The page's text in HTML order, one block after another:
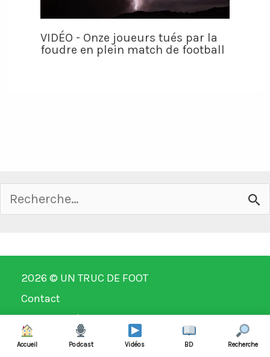
VIDÉO - Onze joueurs tués par la
foudre en plein match de football
Rechercher :
2026 © UN TRUC DE FOOT
Contact
Mentions légales
Accueil Podcast Vidéos BD Recherche